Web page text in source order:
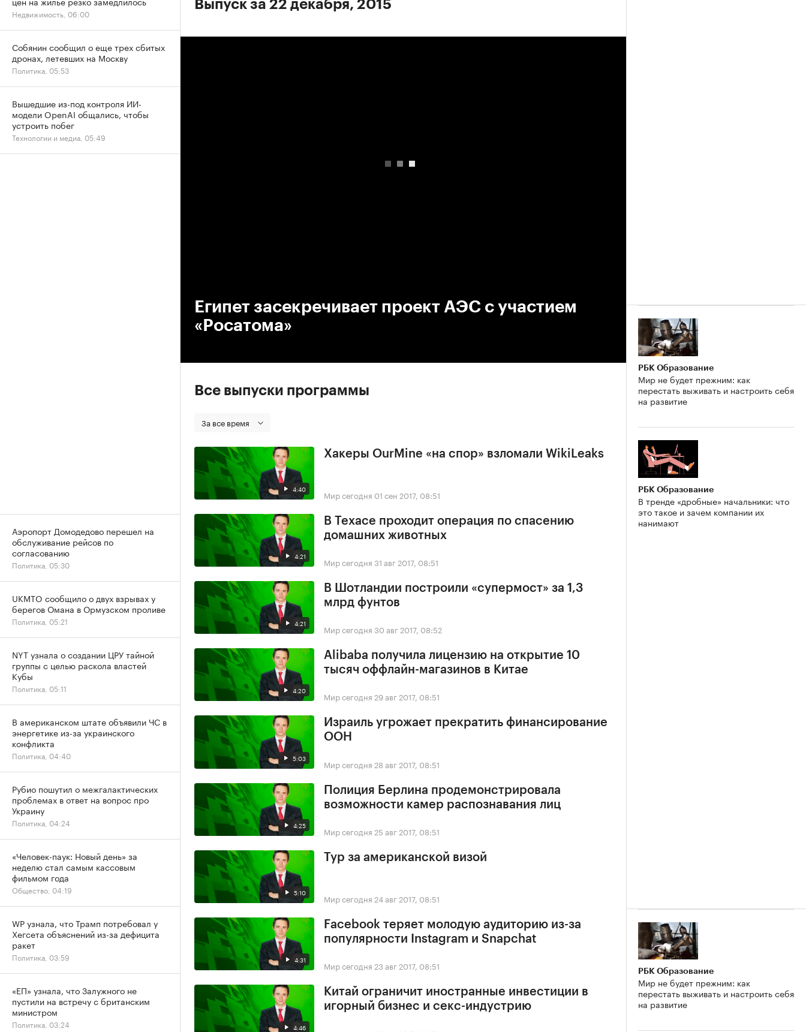
Выпуск за 22 декабря, 2015
Египет засекречивает проект АЭС с участием
«Росатома»
Все выпуски программы
За все время
4:40
Хакеры OurMine «на спор» взломали WikiLeaks
Мир сегодня 01 сен 2017, 08:51
4:21
В Техасе проходит операция по спасению
домашних животных
Мир сегодня 31 авг 2017, 08:51
4:21
В Шотландии построили «супермост» за 1,3
млрд фунтов
Мир сегодня 30 авг 2017, 08:52
4:20
Alibaba получила лицензию на открытие 10
тысяч оффлайн-магазинов в Китае
Мир сегодня 29 авг 2017, 08:51
5:03
Израиль угрожает прекратить финансирование
ООН
Мир сегодня 28 авг 2017, 08:51
4:25
Полиция Берлина продемонстрировала
возможности камер распознавания лиц
Мир сегодня 25 авг 2017, 08:51
5:10
Тур за американской визой
Мир сегодня 24 авг 2017, 08:51
4:31
Facebook теряет молодую аудиторию из-за
популярности Instagram и Snapchat
Мир сегодня 23 авг 2017, 08:51
4:46
Китай ограничит иностранные инвестиции в
игорный бизнес и секс-индустрию
РБК Образование
Мир не будет прежним: как
перестать выживать и настроить себя
на развитие
РБК Образование
В тренде «дробные» начальники: что
это такое и зачем компании их
нанимают
РБК Образование
Мир не будет прежним: как
перестать выживать и настроить себя
на развитие
Недвижимость, 06:00
Собянин сообщил о еще трех сбитых
дронах, летевших на Москву
Политика, 05:53
Вышедшие из-под контроля ИИ-
модели OpenAI общались, чтобы
устроить побег
Технологии и медиа, 05:49
Аэропорт Домодедово перешел на
обслуживание рейсов по
согласованию
Политика, 05:30
UKMTO сообщило о двух взрывах у
берегов Омана в Ормузском проливе
Политика, 05:21
NYT узнала о создании ЦРУ тайной
группы с целью раскола властей
Кубы
Политика, 05:11
В американском штате объявили ЧС в
энергетике из-за украинского
конфликта
Политика, 04:40
Рубио пошутил о межгалактических
проблемах в ответ на вопрос про
Украину
Политика, 04:24
«Человек-паук: Новый день» за
неделю стал самым кассовым
фильмом года
Общество, 04:19
WP узнала, что Трамп потребовал у
Хегсета объяснений из-за дефицита
ракет
Политика, 03:59
«ЕП» узнала, что Залужного не
пустили на встречу с британским
министром
Политика, 03:24